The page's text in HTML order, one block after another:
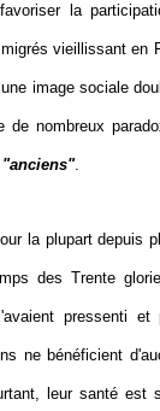
la
vieillissant
image sociale
de nombreux
"anciens".
la plupart depuis
des Trente
pressenti et
ne bénéficient
leur santé est